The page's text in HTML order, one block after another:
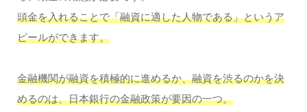
頭金を入れることで「融資に適した人物である」というア
ピールができます。
金融機関が融資を積極的に進めるか、融資を渋るのかを決
めるのは、日本銀行の金融政策が要因の一つ。